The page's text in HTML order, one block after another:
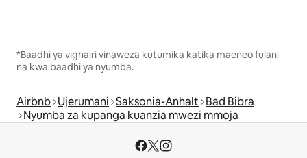
*Baadhi ya vighairi vinaweza kutumika katika maeneo fulani
na kwa baadhi ya nyumba.
Airbnb Ujerumani Saksonia-Anhalt Bad Bibra
Nyumba za kupanga kuanzia mwezi mmoja